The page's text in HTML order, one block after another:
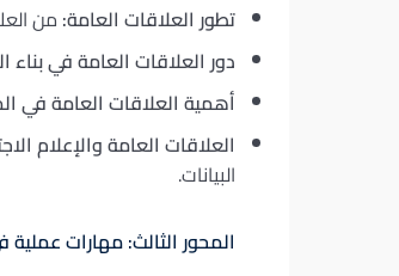
تطور العلاقات العامة:من
دور العلاقات العامة في
أهمية العلاقات العامة في
العلاقات العامة والإعلام
البيانات.
المحور الثالث: مهارات عملية